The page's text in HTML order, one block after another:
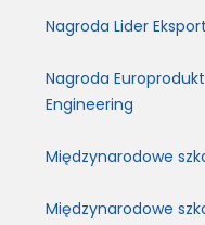
Nagroda Lider
Nagroda
Engineering
Międzynarodowe
Międzynarodowe